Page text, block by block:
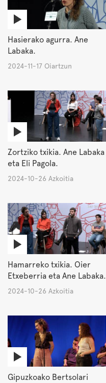
Hasierako agurra. Ane
Labaka.
2024-11-17 Oiartzun
Zortziko txikia. Ane Labaka
eta Eli Pagola.
2024-10-26 Azkoitia
Hamarreko txikia. Oier
Etxeberria eta Ane Labaka.
2024-10-26 Azkoitia
Gipuzkoako Bertsolari